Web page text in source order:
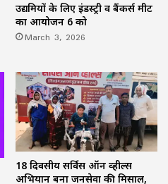
उद्यमियों के लिए इंडस्ट्री व बैंकर्स मीट
का आयोजन 6 को
March 3, 2026
18 दिवसीय सर्विस ऑन व्हील्स
अभियान बना जनसेवा की मिसाल,